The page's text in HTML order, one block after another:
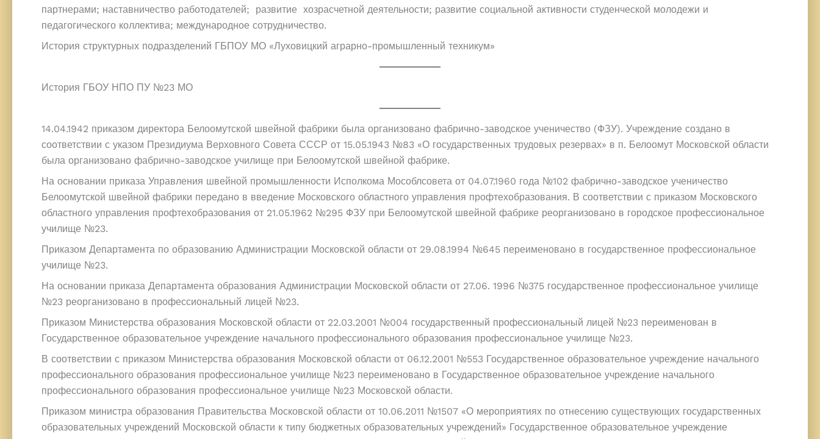
партнерами; наставничество работодателей; развитие хозрасчетной деятельности; развитие социальной активности студенческой молодежи и
педагогического коллектива; международное сотрудничество.
История структурных подразделений ГБПОУ МО «Луховицкий аграрно-промышленный техникум»
История ГБОУ НПО ПУ №23 МО
14.04.1942 приказом директора Белоомутской швейной фабрики была организовано фабрично-заводское ученичество (ФЗУ). Учреждение создано в
соответствии с указом Президиума Верховного Совета СССР от 15.05.1943 №83 «О государственных трудовых резервах» в п. Белоомут Московской области
была организовано фабрично-заводское училище при Белоомутской швейной фабрике.
На основании приказа Управления швейной промышленности Исполкома Мособлсовета от 04.07.1960 года №102 фабрично-заводское ученичество
Белоомутской швейной фабрики передано в введение Московского областного управления профтехобразования. В соответствии с приказом Московского
областного управления профтехобразования от 21.05.1962 №295 ФЗУ при Белоомутской швейной фабрике реорганизовано в городское профессиональное
училище №23.
Приказом Департамента по образованию Администрации Московской области от 29.08.1994 №645 переименовано в государственное профессиональное
училище №23.
На основании приказа Департамента образования Администрации Московской области от 27.06. 1996 №375 государственное профессиональное училище
№23 реорганизовано в профессиональный лицей №23.
Приказом Министерства образования Московской области от 22.03.2001 №004 государственный профессиональный лицей №23 переименован в
Государственное образовательное учреждение начального профессионального образования профессиональное училище №23.
В соответствии с приказом Министерства образования Московской области от 06.12.2001 №553 Государственное образовательное учреждение начального
профессионального образования профессиональное училище №23 переименовано в Государственное образовательное учреждение начального
профессионального образования профессиональное училище №23 Московской области.
Приказом министра образования Правительства Московской области от 10.06.2011 №1507 «О мероприятиях по отнесению существующих государственных
образовательных учреждений Московской области к типу бюджетных образовательных учреждений» Государственное образовательное учреждение